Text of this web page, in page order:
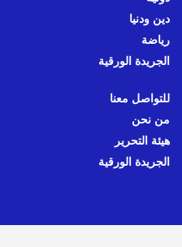
دين ودنيا
رياضة
الجريدة الورقية
للتواصل معنا
من نحن
هيئة التحرير
الجريدة الورقية